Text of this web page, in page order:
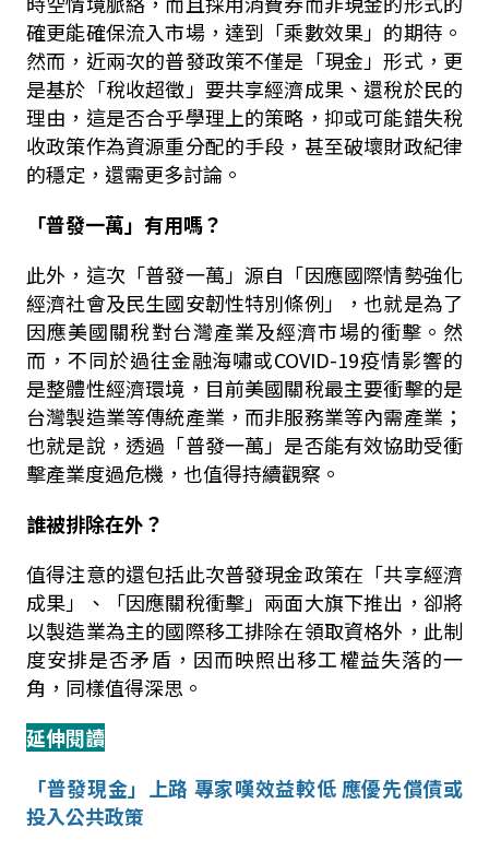
確更能確保流入市場，達到「乘數效果」的期待。
然而，近兩次的普發政策不僅是「現金」形式，更
是基於「稅收超徵」要共享經濟成果、還稅於民的
理由，這是否合乎學理上的策略，抑或可能錯失稅
收政策作為資源重分配的手段，甚至破壞財政紀律
的穩定，還需更多討論。
「普發一萬」有用嗎？
此外，這次「普發一萬」源自「因應國際情勢強化
經濟社會及民生國安韌性特別條例」，也就是為了
因應美國關稅對台灣產業及經濟市場的衝擊。然
而，不同於過往金融海嘯或COVID-19疫情影響的
是整體性經濟環境，目前美國關稅最主要衝擊的是
台灣製造業等傳統產業，而非服務業等內需產業；
也就是說，透過「普發一萬」是否能有效協助受衝
擊產業度過危機，也值得持續觀察。
誰被排除在外？
值得注意的還包括此次普發現金政策在「共享經濟
成果」、「因應關稅衝擊」兩面大旗下推出，卻將
以製造業為主的國際移工排除在領取資格外，此制
度安排是否矛盾，因而映照出移工權益失落的一
角，同樣值得深思。
延伸閱讀
「普發現金」上路 專家嘆效益較低 應優先償債或
投入公共政策